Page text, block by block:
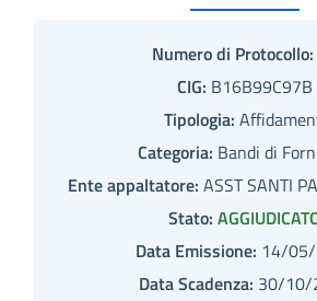
Numero di Protocollo:
CIG: B16B99C97B
Tipologia:
Categoria: Bandi di
Ente appaltatore: ASST SANTI
Stato:
Data Emissione: 14/
Data Scadenza: 30/10/